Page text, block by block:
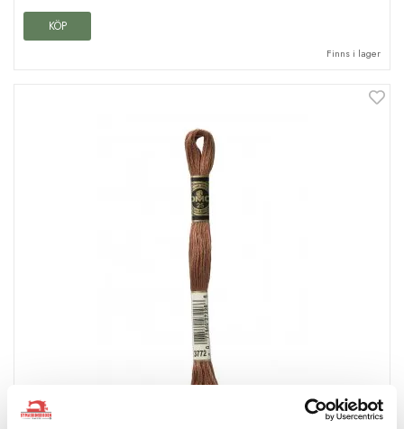
KÖP
Finns i lager